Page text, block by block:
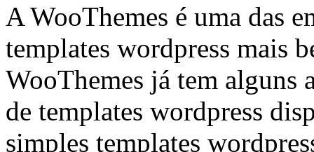
A WooThemes é uma das
templates wordpress mais
WooThemes já tem alguns
de templates wordpress
simples templates